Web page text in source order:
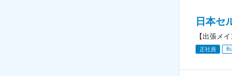
日本セ
【出張メ
正社員